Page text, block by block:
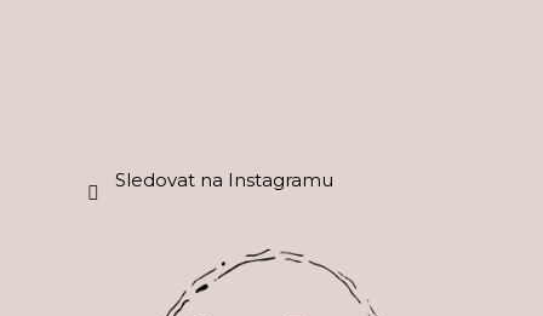
Sledovat na Instagramu